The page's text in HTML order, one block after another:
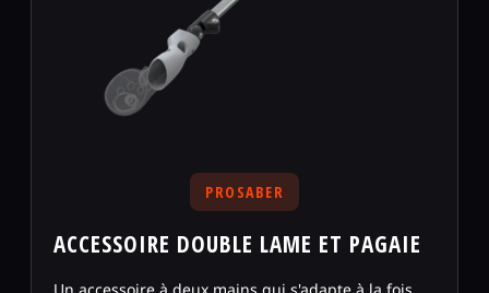
PROSABER
ACCESSOIRE DOUBLE LAME ET PAGAIE
Un accessoire à deux mains qui s'adapte à la fois